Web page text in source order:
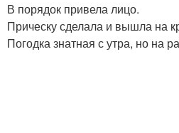
В порядок привела лицо.
Прическу сделала и вышла на
Погодка знатная с утра, но на